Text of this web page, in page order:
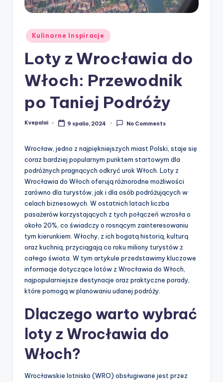
Posted
in
Kulinarne Inspiracje
Loty z Wrocławia do
Włoch: Przewodnik
po Taniej Podróży
Posted
Kvepalai 9 spalio, 2024 No Comments
Wrocław, jedno z najpiękniejszych miast Polski, staje się
coraz bardziej popularnym punktem startowym dla
podróżnych pragnących odkryć urok Włoch. Loty z
Wrocławia do Włoch oferują różnorodne możliwości
zarówno dla turystów, jak i dla osób podróżujących w
celach biznesowych. W ostatnich latach liczba
pasażerów korzystających z tych połączeń wzrosła o
około 20%, co świadczy o rosnącym zainteresowaniu
tym kierunkiem. Włochy, z ich bogatą historią, kulturą
oraz kuchnią, przyciągają co roku miliony turystów z
całego świata. W tym artykule przedstawimy kluczowe
informacje dotyczące lotów z Wrocławia do Włoch,
najpopularniejsze destynacje oraz praktyczne porady,
które pomogą w planowaniu udanej podróży.
Dlaczego warto wybrać
loty z Wrocławia do
Włoch?
Wrocławskie lotnisko (WRO) obsługiwane jest przez